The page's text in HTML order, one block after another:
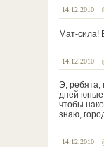
14.12.2010
Мат-сила!
14.12.2010
Э, ребята,
дней юные
чтобы
знаю,
14.12.2010